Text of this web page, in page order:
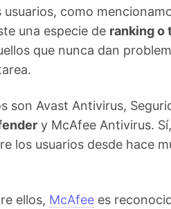
usuarios, como
una especie de ranking o
que nunca dan
son Avast Antivirus,
y McAfee Antivirus.
los usuarios desde hace
ellos, McAfee es